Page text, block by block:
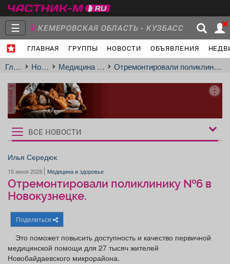
☰ КЕМЕРОВСКАЯ ОБЛАСТЬ - КУЗБАСС
ГЛАВНАЯ ГРУППЫ НОВОСТИ ОБЪЯВЛЕНИЯ
Главная
Объявления Недвижимость Услуги
Работа Компании
Афиша Обучение Проекты
Главная Новости Медицина и здоровье Отремонтировали поликлинику №6 в Новокузнецке.
реклама
Рукбрики
новостей
ВСЕ НОВОСТИ
Илья Середюк
15 июня 2026 Медицина и здоровье
Отремонтировали поликлинику №6 в
Новокузнецке.
Поделиться
Это поможет повысить доступность и качество первичной
медицинской помощи для 27 тысяч жителей
Новобайдаевского микрорайона.